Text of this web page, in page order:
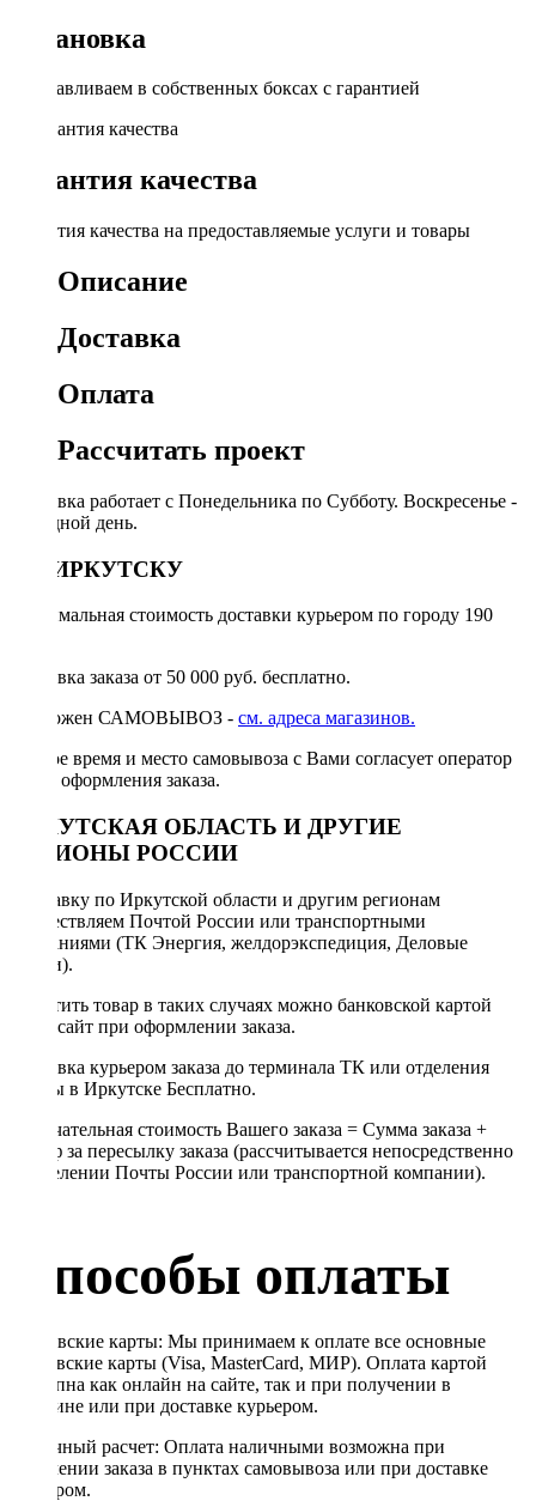
Установка
Устанавливаем в собственных боксах с гарантией
Гарантия качества
Гарантия качества на предоставляемые услуги и товары
Описание
Доставка
Оплата
Рассчитать проект
Доставка работает с Понедельника по Субботу. Воскресенье -
выходной день.
ПО ИРКУТСКУ
Минимальная стоимость доставки курьером по городу 190
Доставка заказа от 50 000 руб. бесплатно.
Возможен САМОВЫВОЗ - см. адреса магазинов.
Точное время и место самовывоза с Вами согласует оператор
после оформления заказа.
ИРКУТСКАЯ ОБЛАСТЬ И ДРУГИЕ
РЕГИОНЫ РОССИИ
Отправку по Иркутской области и другим регионам
осуществляем Почтой России или транспортными
компаниями (ТК Энергия, желдорэкспедиция, Деловые
линии).
Оплатить товар в таких случаях можно банковской картой
через сайт при оформлении заказа.
Доставка курьером заказа до терминала ТК или отделения
Почты в Иркутске Бесплатно.
Окончательная стоимость Вашего заказа = Сумма заказа +
Тариф за пересылку заказа (рассчитывается непосредственно
в отделении Почты России или транспортной компании).
Способы оплаты
Банковские карты: Мы принимаем к оплате все основные
банковские карты (Visa, MasterCard, МИР). Оплата картой
доступна как онлайн на сайте, так и при получении в
магазине или при доставке курьером.
Наличный расчет: Оплата наличными возможна при
получении заказа в пунктах самовывоза или при доставке
курьером.